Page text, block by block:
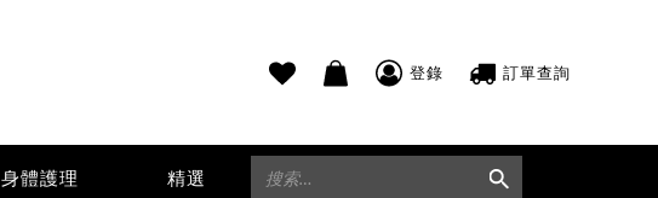
登錄 訂單查詢
身體護理 精選